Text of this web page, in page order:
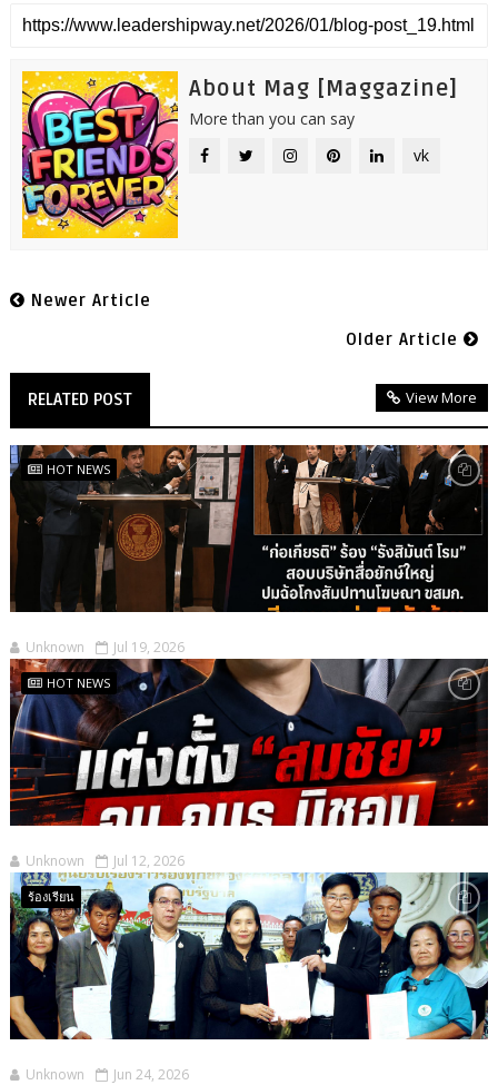
About Mag [Maggazine]
More than you can say
vk
Newer Article
Older Article
RELATED POST View More
HOT NEWS
Unknown Jul 19, 2026
HOT NEWS
Unknown Jul 12, 2026
ร้องเรียน
Unknown Jun 24, 2026